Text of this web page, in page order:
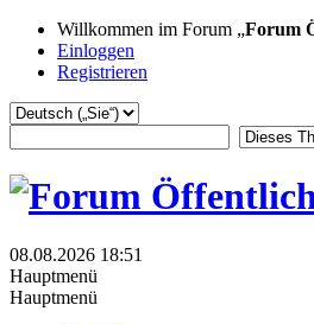
Willkommen im Forum „Forum
Einloggen
Registrieren
08.08.2026 18:51
Hauptmenü
Hauptmenü